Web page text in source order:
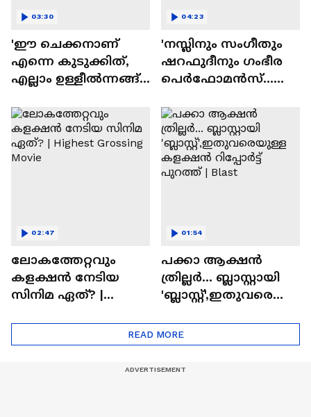
'ഈ ചെക്കനാണ്
എന്നെ കുടുക്കിത്,
എല്ലാം ഉള്ളീൽന്നങ്ങ്
സിനിമയിലെ
'അമ്മമ്മ' ഡോളി
ജൂൺ | Balan
03:30
'നസ്ലിനും സംഗീതും
ഷറഫുദീനും ഗംഭീര
പെർഫോമൻസ്...
ടൈംസ്' | Mollywood
Times
04:23
ലോകത്തേറ്റവും
കളക്ഷൻ നേടിയ
സിനിമ ഏത്? |
02:47
പക്കാ ആക്ഷൻ
ത്രില്ലർ... ബ്ലാസ്റ്റായി
'ബ്ലാസ്റ്റ്',ഇതുവരെയു
റിപ്പോർട്ട് പുറത്ത് |
Blast
01:54
READ MORE